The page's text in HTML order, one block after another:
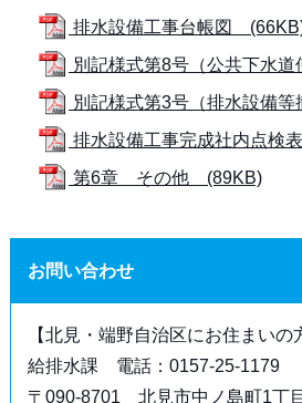
排水設備工事台帳図
別記様式第8号（公共下水
別記様式第3号（排水設備
排水設備工事完成社内点検
第6章 その他 (89KB)
お問い合わせ
【北見・端野自治区にお住まいの
給排水課 電話：0157-25-1179
〒090-8701 北見市中ノ島町1丁